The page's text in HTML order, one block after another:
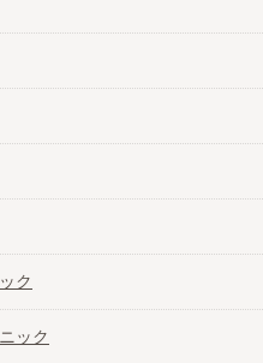
おすすめクリニック
注入おすすめクリニッ
ク
ック